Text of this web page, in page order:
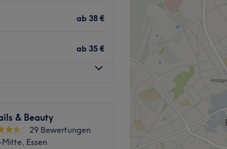
ab 38 €
ab 35 €
& Beauty
29 Bewertungen
Essen